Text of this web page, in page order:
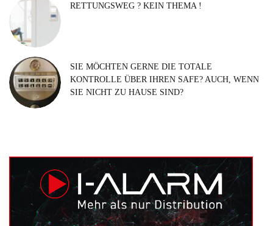
RETTUNGSWEG ? KEIN THEMA !
SIE MÖCHTEN GERNE DIE TOTALE
KONTROLLE ÜBER IHREN SAFE? AUCH, WENN
SIE NICHT ZU HAUSE SIND?